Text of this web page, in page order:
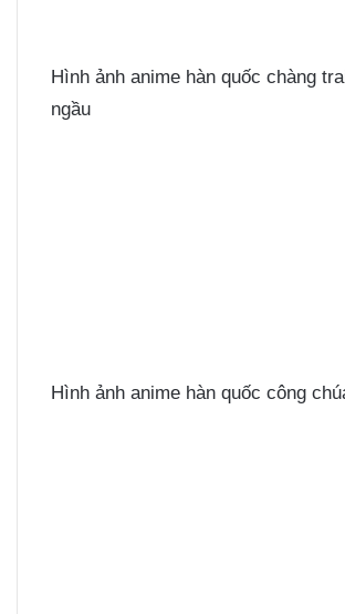
Hình ảnh anime hàn quốc chàng
ngầu
Hình ảnh anime hàn quốc công